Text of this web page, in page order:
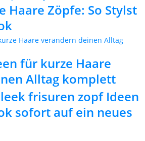
Haare Zöpfe: So Stylst
für kurze Haare
Alltag komplett
frisuren zopf Ideen
sofort auf ein neues